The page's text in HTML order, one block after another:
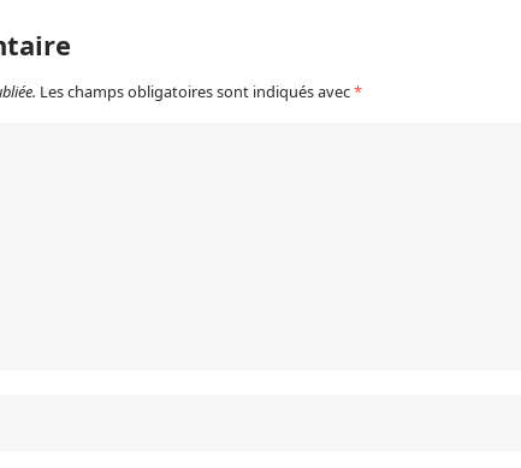
Les champs obligatoires sont indiqués avec*